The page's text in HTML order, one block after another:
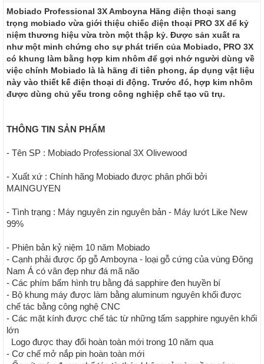
Mobiado Professional 3X Amboyna Hãng điện thoại sang
trọng mobiado vừa giới thiệu chiếc điện thoại PRO 3X để kỷ
niệm thương hiệu vừa tròn một thập kỷ. Được sản xuất ra
như một minh chứng cho sự phát triển của Mobiado, PRO 3X
có khung làm bằng hợp kim nhôm để gợi nhớ người dùng về
việc chính Mobiado là là hãng đi tiên phong, áp dụng vật liệu
này vào thiết kế điện thoại di động. Trước đó, hợp kim nhôm
được dùng chủ yếu trong công nghiệp chế tạo vũ trụ.
THÔNG TIN SẢN PHẨM
- Tên SP : Mobiado Professional 3X Olivewood
- Xuất xứ : Chính hãng Mobiado được phân phối bởi
MAINGUYEN
- Tình trạng : Máy nguyên zin nguyên bản - Máy lướt Like New
99%
- Phiên bản kỷ niệm 10 năm Mobiado
- Cạnh phải được ốp gỗ Amboyna - loại gỗ cứng của vùng Đông
Nam Á có vân đẹp như đá mã não
- Các phím bấm hình trụ bằng đá sapphire đen huyền bí
- Bộ khung máy được làm bằng aluminum nguyên khối được
chế tác bằng công nghệ CNC
- Các mặt kính được chế tác từ những tấm sapphire nguyên khối
lớn
Logo được thay đổi hoàn toàn mới trong 10 năm qua
- Cơ chế mở nắp pin hoàn toàn mới